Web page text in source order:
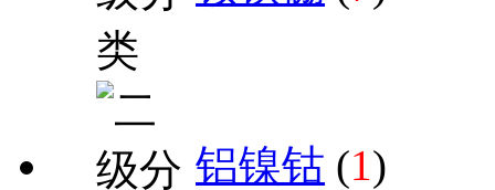
铝镍钴 (1)